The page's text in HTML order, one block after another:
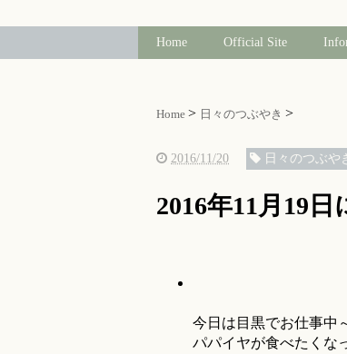
Home Official Site
Home 日々のつぶやき
2016/11/20 日々のつぶや
2016年11月19
今日は目黒でお仕事中
パパイヤが食べたくな